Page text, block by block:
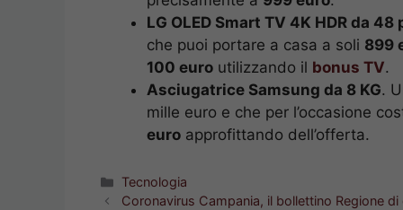
LG OLED Smart TV 4K HDR da 48
che puoi portare a casa a soli 899
100 euro utilizzando il bonus TV.
Asciugatrice Samsung da 8 KG.
mille euro e che per l’occasione
euro approfittando dell’offerta.
Categorie
Tecnologia
Coronavirus Campania, il bollettino Regione